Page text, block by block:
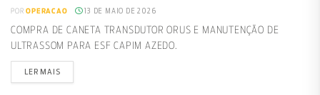
POR OPERACAO 13 DE MAIO DE 2026
COMPRA DE CANETA TRANSDUTOR ORUS E MANUTENÇÃO DE
ULTRASSOM PARA ESF CAPIM AZEDO.
LER MAIS